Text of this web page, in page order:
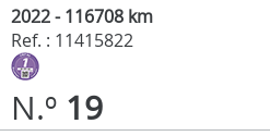
2022 - 116708 km
Ref. : 11415822
N.º 19